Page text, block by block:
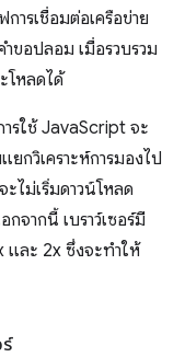
ารเชื่อมต่อเครือข่าย
าขอปลอม เมื่อรวบรวม
หลดได้
รใช้ JavaScript จะ
ยกวิเคราะห์การมองไป
ไม่เริ่มดาวน์โหลด
จากนี้ เบราว์เซอร์มี
และ 2x ซึ่งจะทำให้